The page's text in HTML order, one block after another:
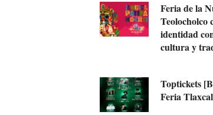
Feria de la
Teolocholco
identidad
cultura y
Toptickets
Feria